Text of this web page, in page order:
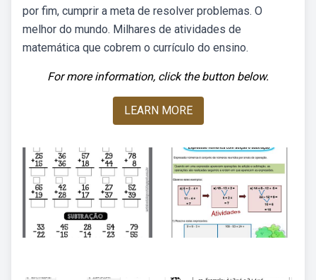
por fim, cumprir a meta de resolver problemas. O
melhor do mundo. Milhares de atividades de
matemática que cobrem o currículo do ensino.
For more information, click the button below.
LEARN MORE